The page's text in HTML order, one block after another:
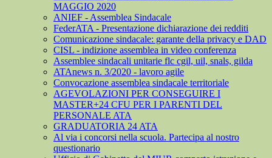
MAGGIO 2020
ANIEF - Assemblea Sindacale
FederATA - Presentazione dichiarazione dei redditi
Comunicazione sindacale: garante della privacy e DAD
CISL - indizione assemblea in video conferenza
Assemblee sindacali unitarie flc cgil, uil, snals, gilda
ATAnews n. 3/2020 - lavoro agile
Convocazione assemblea sindacale territoriale
AGEVOLAZIONI PER CONSEGUIRE I
MASTER+24 CFU PER I PARENTI DEL
PERSONALE ATA
GRADUATORIA 24 ATA
Al via i concorsi nella scuola. Partecipa al nostro
questionario